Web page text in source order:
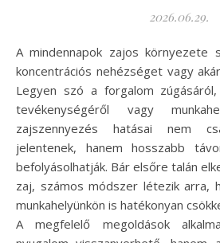
2026.06.29.
A mindennapok zajos környezete sokaknál feszültséget,
koncentrációs nehézséget vagy
Legyen szó a forgalom
tevékenységéről vagy
zajszennyezés hatásai nem
jelentenek, hanem hosszabb
befolyásolhatják. Bár elsőre talán
zaj, számos módszer létezik arra,
munkahelyünkön is hatékonyan
A megfelelő megoldások